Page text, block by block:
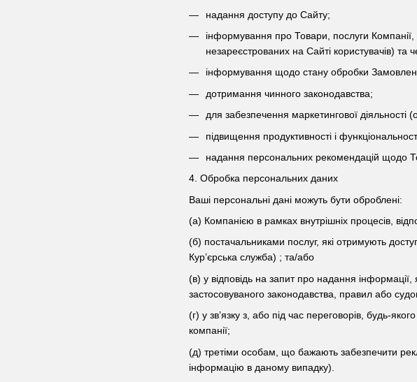
надання доступу до Сайту;
інформування про Товари, послуги
незареєстрованих на Сайті користувачів)
інформування щодо стану обробки
дотримання чинного законодавства;
для забезпечення маркетингової діяльності
підвищення продуктивності і
надання персональних рекомендацій щодо
4. Обробка персональних даних
Ваші персональні дані можуть бути оброблені:
(а) Компанією в рамках внутрішніх процесів,
(б) постачальниками послуг, які отримують
Кур’єрська служба) ; та/або
(в) у відповідь на запит про надання
застосовуваного законодавства, правил або
(г) у зв’язку з, або під час переговорів, будь-
компанії;
(д) третіми особам, що бажають забезпечити
інформацію в даному випадку).